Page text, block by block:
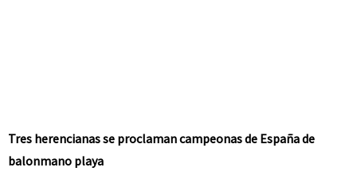
Tres herencianas se proclaman campeonas de España de
balonmano playa